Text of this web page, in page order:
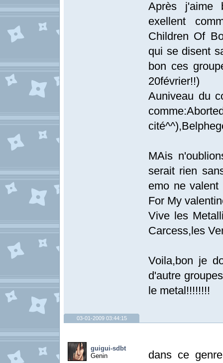
Après j'aime
exellent
Children Of
qui se disent
bon ces
20février!!)
Auniveau du
MAis
serait rien
emo ne
For My
Vive les
Carcess,les
Voila,bon je
d'autre
le metal!!!!!!!!
03-01-2009 03:44:15
guigui-sdbt
Genin
dans ce